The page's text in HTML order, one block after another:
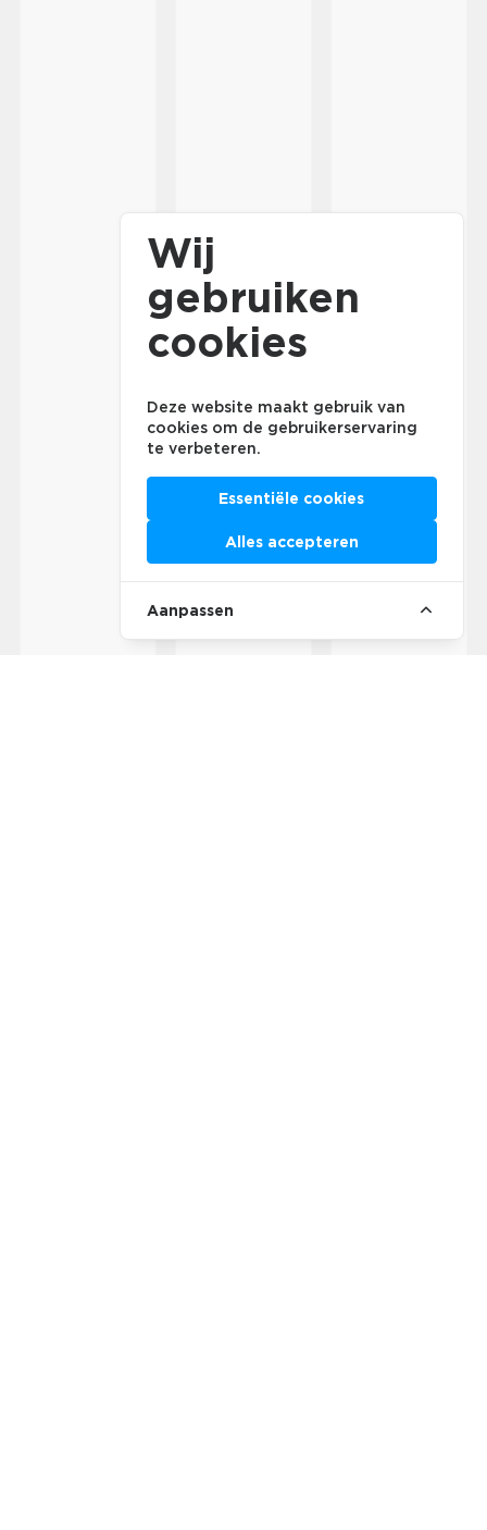
Wij
gebruiken
cookies
Deze website maakt gebruik van
cookies om de gebruikerservaring
te verbeteren.
Essentiële cookies
Alles accepteren
Aanpassen